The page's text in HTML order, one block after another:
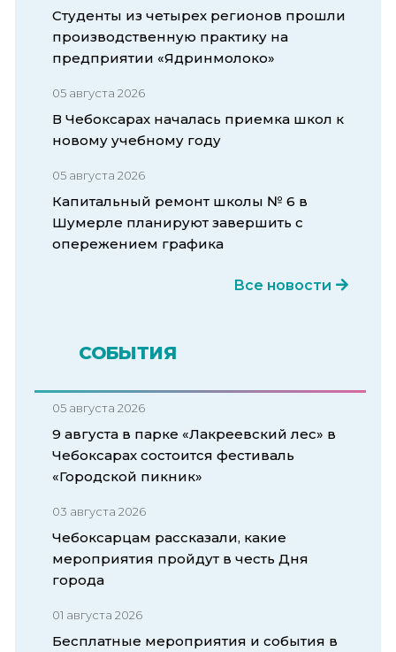
Студенты из четырех регионов прошли
производственную практику на
предприятии «Ядринмолоко»
05 августа 2026
В Чебоксарах началась приемка школ к
новому учебному году
05 августа 2026
Капитальный ремонт школы № 6 в
Шумерле планируют завершить с
опережением графика
Все новости
СОБЫТИЯ
05 августа 2026
9 августа в парке «Лакреевский лес» в
Чебоксарах состоится фестиваль
«Городской пикник»
03 августа 2026
Чебоксарцам рассказали, какие
мероприятия пройдут в честь Дня
города
01 августа 2026
Бесплатные мероприятия и события в